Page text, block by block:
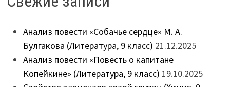
Анализ повести «Собачье сердце» М. А.
Булгакова (Литература, 9 класс) 21.12.2025
Анализ повести «Повесть о капитане
Копейкине» (Литература, 9 класс) 19.10.2025